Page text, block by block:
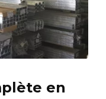
en